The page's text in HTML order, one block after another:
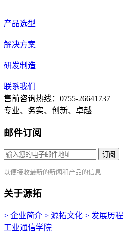
产品选型
解决方案
研发制造
联系我们
售前咨询热线：0755-26641737
专业、务实、创新、卓越
邮件订阅
订阅
以便接收最新的新闻和产品的信息
关于源拓
> 企业简介 > 源拓文化 > 发展历程
工业通信学院